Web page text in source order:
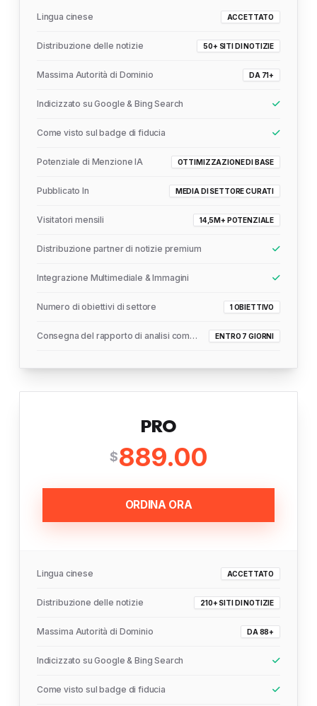
Lingua cinese ACCETTATO
Distribuzione delle notizie 50+ SITI DI NOTIZIE
Massima Autorità di Dominio DA 71+
Indicizzato su Google & Bing Search
Come visto sul badge di fiducia
Potenziale di Menzione IA OTTIMIZZAZIONE DI BASE
Pubblicato In MEDIA DI SETTORE CURATI
Visitatori mensili 14,5M+ POTENZIALE
Distribuzione partner di notizie premium
Integrazione Multimediale & Immagini
Numero di obiettivi di settore 1 OBIETTIVO
Consegna del rapporto di analisi completo ENTRO 7 GIORNI
PRO
$889.00
ORDINA ORA
Lingua cinese ACCETTATO
Distribuzione delle notizie 210+ SITI DI NOTIZIE
Massima Autorità di Dominio DA 88+
Indicizzato su Google & Bing Search
Come visto sul badge di fiducia